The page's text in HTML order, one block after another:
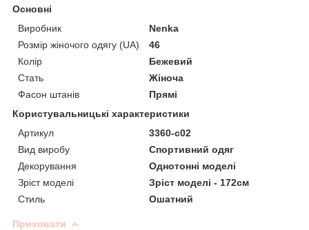
Основні
Виробник
Nenka
Розмір жіночого одягу (UA)
46
Колір
Бежевий
Стать
Жіноча
Фасон штанів
Прямі
Користувальницькі характеристики
Артикул
3360-c02
Вид виробу
Спортивний одяг
Декорування
Однотонні моделі
Зріст моделі
Зріст моделі - 172см
Стиль
Ошатний
Приховати